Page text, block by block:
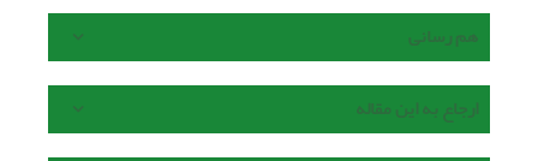
هم رسانی
ارجاع به این مقاله